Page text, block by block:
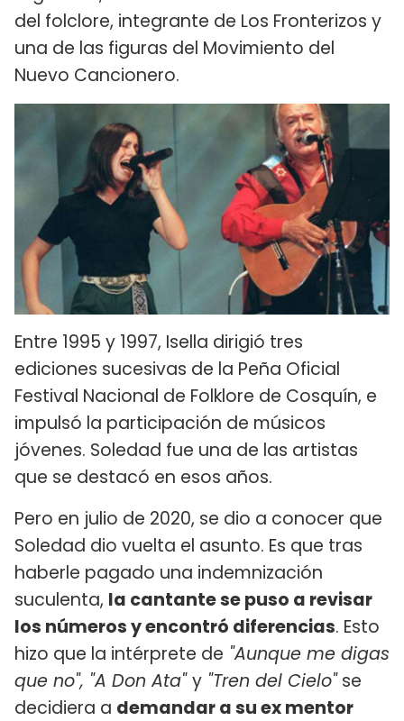
del folclore, integrante de Los Fronterizos y
una de las figuras del Movimiento del
Nuevo Cancionero.
Entre 1995 y 1997, Isella dirigió tres
ediciones sucesivas de la Peña Oficial
Festival Nacional de Folklore de Cosquín, e
impulsó la participación de músicos
jóvenes. Soledad fue una de las artistas
que se destacó en esos años.
Pero en julio de 2020, se dio a conocer que
Soledad dio vuelta el asunto. Es que tras
haberle pagado una indemnización
suculenta, la cantante se puso a revisar
los números y encontró diferencias. Esto
hizo que la intérprete de "Aunque me digas
que no", "A Don Ata"y "Tren del Cielo"se
decidiera a demandar a su ex mentor